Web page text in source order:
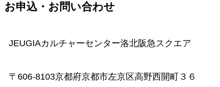
お申込・お問い合わせ
JEUGIAカルチャーセンター洛北阪急スクエア
〒606-8103京都府京都市左京区高野西開町３６